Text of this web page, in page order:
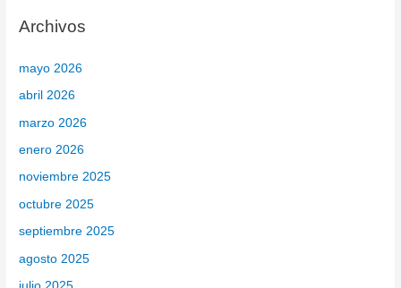
a
o
r
:
Archivos
mayo 2026
abril 2026
marzo 2026
enero 2026
noviembre 2025
octubre 2025
septiembre 2025
agosto 2025